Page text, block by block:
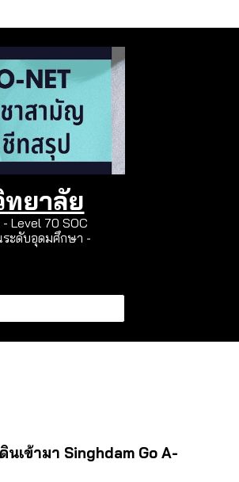
ทยาลัย
Level 70 SOC
ระดับอุดมศึกษา -
นเข้ามา Singhdam Go A-